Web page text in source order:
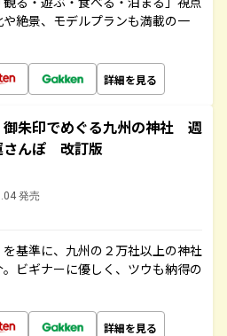
絶景、モデルプランも満載の一
詳細を見る
朱印でめぐる九州の神社 週
さんぽ 改訂版
発売
を基準に、九州の２万社以上の神社
ビギナーに優しく、ツウも納得の
詳細を見る